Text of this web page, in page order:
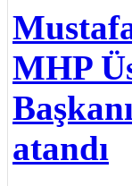
MHP
atandı